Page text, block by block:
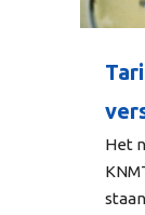
Het